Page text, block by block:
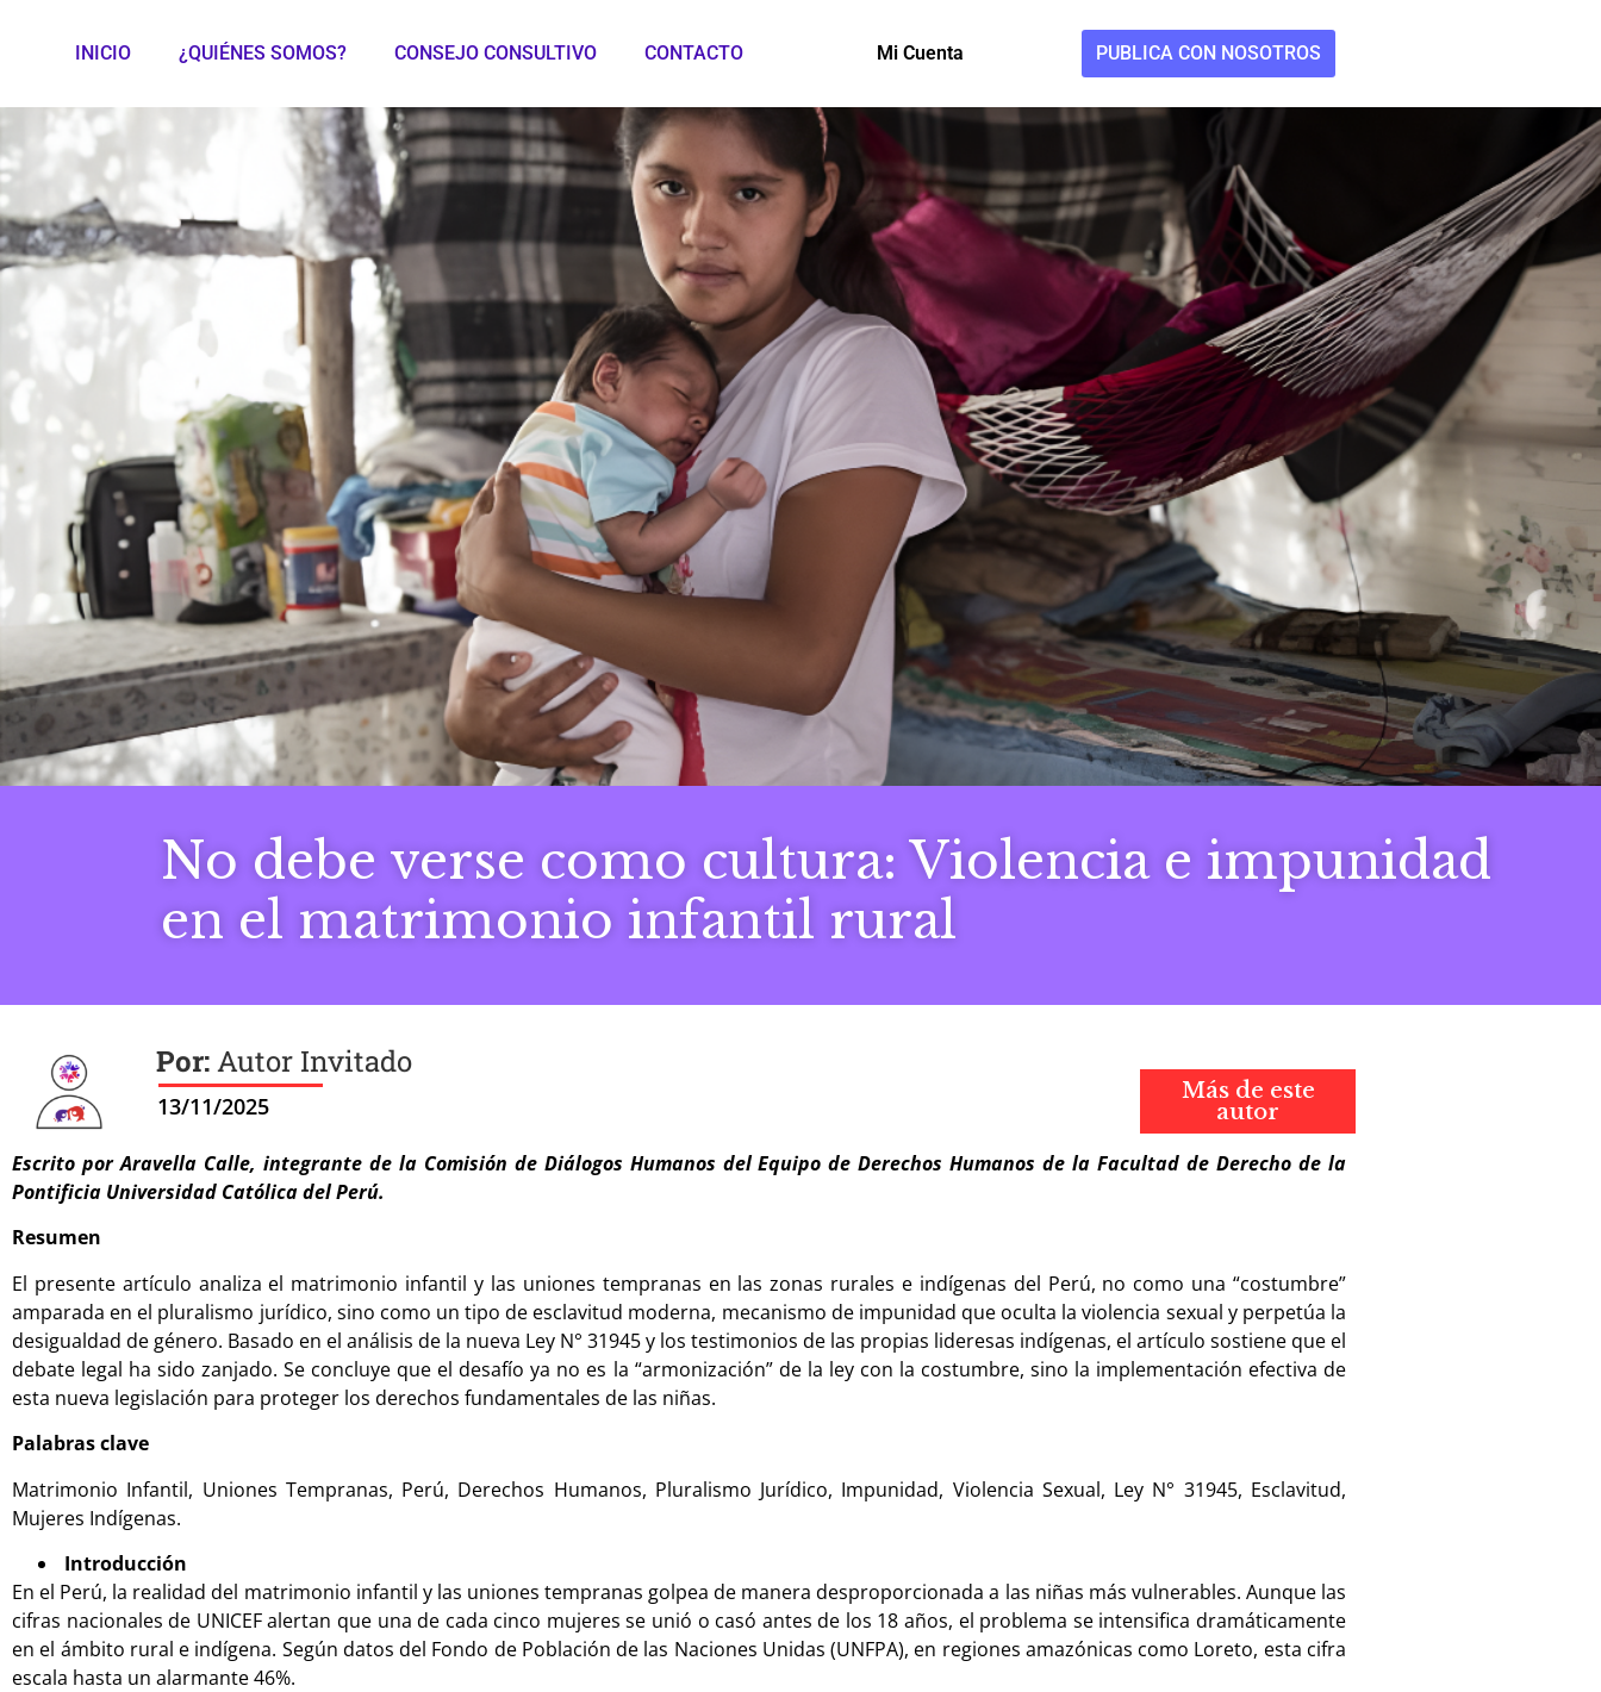
INICIO ¿QUIÉNES SOMOS? CONSEJO CONSULTIVO CONTACTO Mi Cuenta PUBLICA CON NOSOTROS
No debe verse como cultura: Violencia e impunidad
en el matrimonio infantil rural
Autor Invitado
Más de este
autor
Escrito por Aravella Calle, integrante de la Comisión de Diálogos Humanos del Equipo de Derechos Humanos de la Facultad de Derecho de la
Pontificia Universidad Católica del Perú.
Resumen
El presente artículo analiza el matrimonio infantil y las uniones tempranas en las zonas rurales e indígenas del Perú, no como una “costumbre”
amparada en el pluralismo jurídico, sino como un tipo de esclavitud moderna, mecanismo de impunidad que oculta la violencia sexual y perpetúa la
desigualdad de género. Basado en el análisis de la nueva Ley N° 31945 y los testimonios de las propias lideresas indígenas, el artículo sostiene que el
debate legal ha sido zanjado. Se concluye que el desafío ya no es la “armonización” de la ley con la costumbre, sino la implementación efectiva de
esta nueva legislación para proteger los derechos fundamentales de las niñas.
Palabras clave
Matrimonio Infantil, Uniones Tempranas, Perú, Derechos Humanos, Pluralismo Jurídico, Impunidad, Violencia Sexual, Ley N° 31945, Esclavitud,
Mujeres Indígenas.
Introducción
En el Perú, la realidad del matrimonio infantil y las uniones tempranas golpea de manera desproporcionada a las niñas más vulnerables. Aunque las
cifras nacionales de UNICEF alertan que una de cada cinco mujeres se unió o casó antes de los 18 años, el problema se intensifica dramáticamente
en el ámbito rural e indígena. Según datos del Fondo de Población de las Naciones Unidas (UNFPA), en regiones amazónicas como Loreto, esta cifra
escala hasta un alarmante 46%.
13/11/2025